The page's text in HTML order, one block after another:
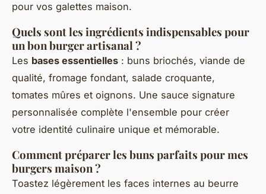
pour vos galettes maison.
Quels sont les ingrédients indispensables pour
un bon burger artisanal ?
Les bases essentielles : buns briochés, viande de
qualité, fromage fondant, salade croquante,
tomates mûres et oignons. Une sauce signature
personnalisée complète l'ensemble pour créer
votre identité culinaire unique et mémorable.
Comment préparer les buns parfaits pour mes
burgers maison ?
Toastez légèrement les faces internes au beurre